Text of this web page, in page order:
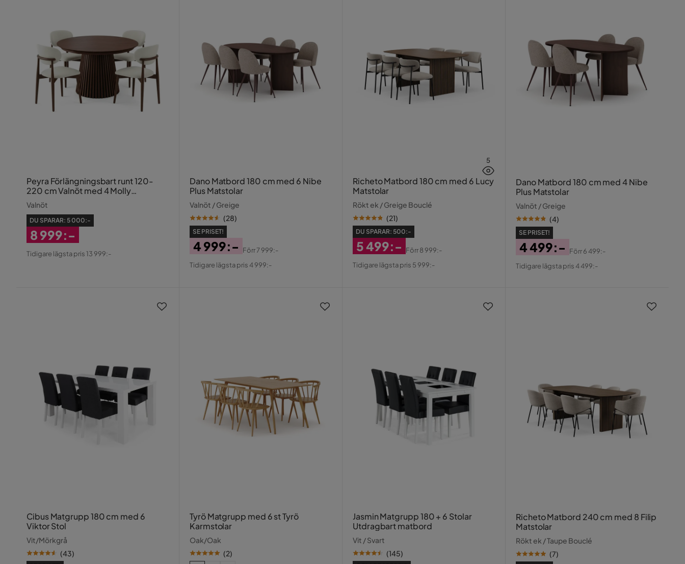
Peyra Förlängningsbart runt 120-
220 cm Valnöt med 4 Molly
Matstolar
Valnöt
DU SPARAR: 5 000:-
Rabatterat
8 999:-
Tidigare lägsta pris 13 999:-
Dano Matbord 180 cm med 6 Nibe
Plus Matstolar
Valnöt / Greige
(28)
SE PRISET!
Pris
4 999:-
Original
Förr7 999:-
Tidigare lägsta pris 4 999:-
5
Richeto Matbord 180 cm med 6 Lucy
Matstolar
Rökt ek / Greige Bouclé
(21)
DU SPARAR: 500:-
Rabatterat
5 499:-
Original
Förr8 999:-
Tidigare lägsta pris 5 999:-
Dano Matbord 180 cm med 4 Nibe
Plus Matstolar
Valnöt / Greige
(4)
SE PRISET!
Pris
4 499:-
Original
Förr6 499:-
Tidigare lägsta pris 4 499:-
Cibus Matgrupp 180 cm med 6
Viktor Stol
Vit/Mörkgrå
(43)
Tyrö Matgrupp med 6 st Tyrö
Karmstolar
Oak/Oak
(2)
Jasmin Matgrupp 180 + 6 Stolar
Utdragbart matbord
Vit / Svart
(145)
Richeto Matbord 240 cm med 8 Filip
Matstolar
Rökt ek / Taupe Bouclé
(7)